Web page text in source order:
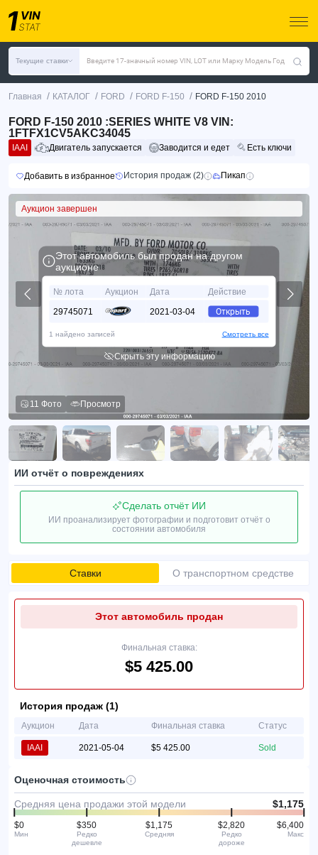
Текущие ставки Введите 17-значный номер VIN, LOT или Марку Модель Год
Главная / КАТАЛОГ / FORD / FORD F-150 / FORD F-150 2010
FORD F-150 2010 :SERIES WHITE V8 VIN:
1FTFX1CV5AKC34045
IAAI Двигатель запускается Заводится и едет Есть ключи
Добавить в избранное История продаж (2) Пикап
Аукцион завершен
11 Фото Просмотр
Этот автомобиль был продан на другом
аукционе
№ лота Аукцион Дата
Действие
29745071
2021-03-04 Открыть
1 найдено записей Смотреть все
Скрыть эту информацию
ИИ отчёт о повреждениях
Сделать отчёт ИИ
ИИ проанализирует фотографии и подготовит отчёт о
состоянии автомобиля
Ставки О транспортном средстве
Этот автомобиль продан
Финальная ставка:
$5 425.00
История продаж (1)
Аукцион Дата Финальная ставка Статус
IAAI 2021-05-04 $5 425.00 Sold
Оценочная стоимость
Средняя цена продажи этой модели $1,175
$0
Мин
$350
Редко
дешевле
$1,175
Средняя
$2,820
Редко
дороже
$6,400
Макс